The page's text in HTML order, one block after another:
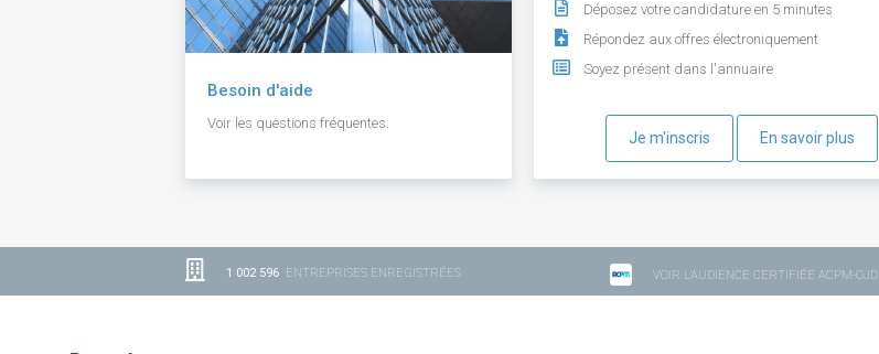
Besoin d'aide
Voir les questions fréquentes.
Déposez votre candidature en 5 minutes
Répondez aux offres électroniquement
Soyez présent dans l'annuaire
Je m'inscris En savoir plus
1 002 596 ENTREPRISES ENREGISTRÉES VOIR L'AUDIENCE CERTIFIÉE ACPM-OJD